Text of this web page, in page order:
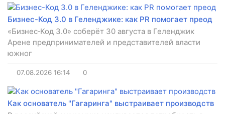
Бизнес-Код 3.0 в Геленджике: как PR помогает преод
«Бизнес‑Код 3.0» соберёт 30 августа в Геленджик
Арене предпринимателей и представителей власти
южног
07.08.2026 16:14 0
Как основатель "Гагаринга" выстраивает производств